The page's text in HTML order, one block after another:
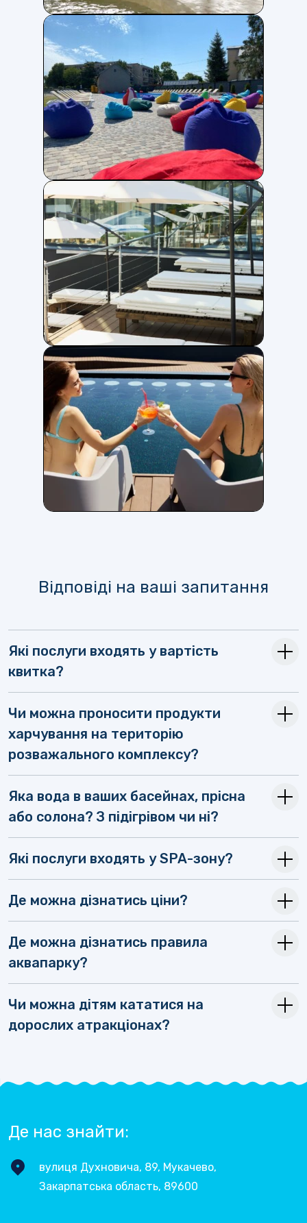
Відповіді на ваші запитання
Які послуги входять у вартість
квитка?
Чи можна проносити продукти
харчування на територію
розважального комплексу?
Яка вода в ваших басейнах, прісна
або солона? З підігрівом чи ні?
Які послуги входять у SPA-зону?
Де можна дізнатись ціни?
Де можна дізнатись правила
аквапарку?
Чи можна дітям кататися на
дорослих атракціонах?
Де нас знайти:
вулиця Духновича, 89, Мукачево,
Закарпатська область, 89600